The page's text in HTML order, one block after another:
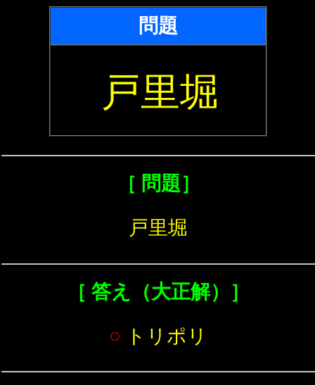
問題
戸里堀
［ 問題］
戸里堀
［ 答え（大正解）］
○ トリポリ